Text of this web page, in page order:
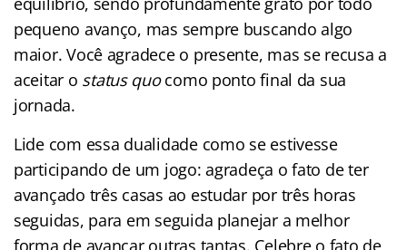
pequeno avanço, mas sempre buscando algo
maior. Você agradece o presente, mas se recusa a
aceitar o status quocomo ponto final da sua
jornada.
Lide com essa dualidade como se estivesse
participando de um jogo: agradeça o fato de ter
avançado três casas ao estudar por três horas
seguidas, para em seguida planejar a melhor
forma de avançar outras tantas. Celebre o fato de